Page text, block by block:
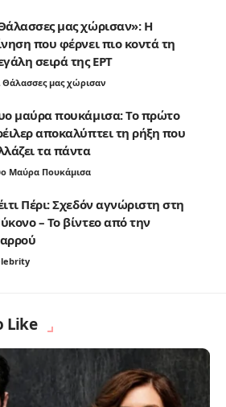
μας χώρισαν»: Η
που φέρνει πιο κοντά τη
σειρά της ΕΡΤ
Θάλασσες μας χώρισαν
μαύρα πουκάμισα: Το πρώτο
αποκαλύπτει τη ρήξη που
τα πάντα
Μαύρα Πουκάμισα
Πέρι: Σχεδόν αγνώριστη στη
– Το βίντεο από την
Like